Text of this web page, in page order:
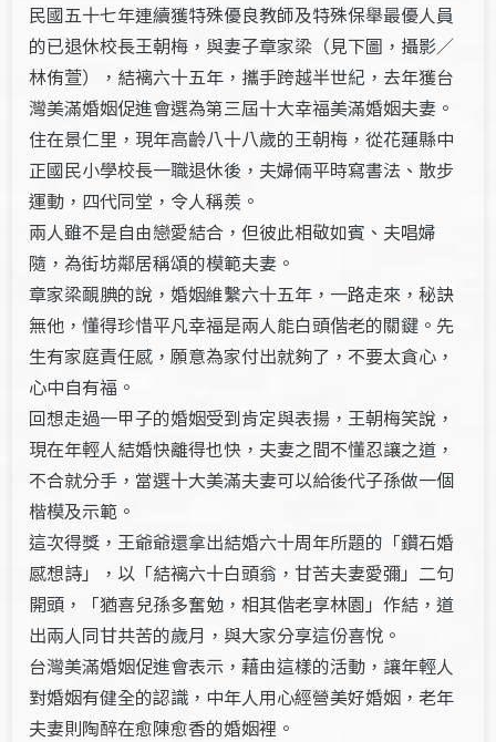
民國五十七年連續獲特殊優良教師及特殊保舉最優人員
的已退休校長王朝梅，與妻子章家梁（見下圖，攝影／
林侑萱），結褵六十五年，攜手跨越半世紀，去年獲台
灣美滿婚姻促進會選為第三屆十大幸福美滿婚姻夫妻。
住在景仁里，現年高齡八十八歲的王朝梅，從花蓮縣中
正國民小學校長一職退休後，夫婦倆平時寫書法、散步
運動，四代同堂，令人稱羨。
兩人雖不是自由戀愛結合，但彼此相敬如賓、夫唱婦
隨，為街坊鄰居稱頌的模範夫妻。
章家梁靦腆的說，婚姻維繫六十五年，一路走來，秘訣
無他，懂得珍惜平凡幸福是兩人能白頭偕老的關鍵。先
生有家庭責任感，願意為家付出就夠了，不要太貪心，
心中自有福。
回想走過一甲子的婚姻受到肯定與表揚，王朝梅笑說，
現在年輕人結婚快離得也快，夫妻之間不懂忍讓之道，
不合就分手，當選十大美滿夫妻可以給後代子孫做一個
楷模及示範。
這次得獎，王爺爺還拿出結婚六十周年所題的「鑽石婚
感想詩」，以「結褵六十白頭翁，甘苦夫妻愛彌」二句
開頭，「猶喜兒孫多奮勉，相其偕老享林園」作結，道
出兩人同甘共苦的歲月，與大家分享這份喜悅。
台灣美滿婚姻促進會表示，藉由這樣的活動，讓年輕人
對婚姻有健全的認識，中年人用心經營美好婚姻，老年
夫妻則陶醉在愈陳愈香的婚姻裡。